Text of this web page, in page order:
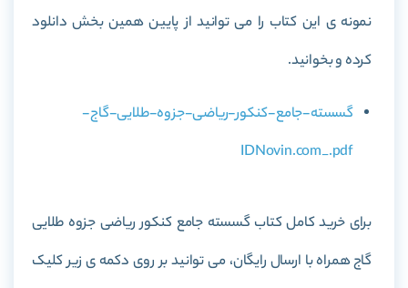
نمونه ی این کتاب را می توانید از پایین همین بخش دانلود
کرده و بخوانید.
گسسته-جامع-کنکور-ریاضی-جزوه-طلایی-گاج-
IDNovin.com_.pdf
برای خرید کامل کتاب گسسته جامع کنکور ریاضی جزوه طلایی
گاج همراه با ارسال رایگان، می توانید بر روی دکمه ی زیر کلیک